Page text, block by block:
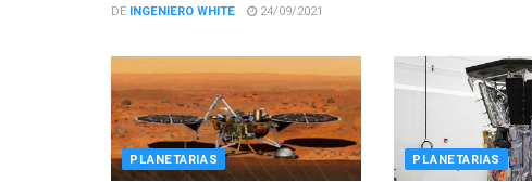
DE INGENIERO WHITE 24/09/2021
PLANETARIAS PLANETARIAS